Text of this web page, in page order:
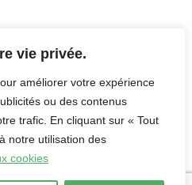
vie privée.
améliorer votre expérience
ou des contenus
trafic. En cliquant sur « Tout
notre utilisation des
cookies
Creaweb-Mentions Légales-